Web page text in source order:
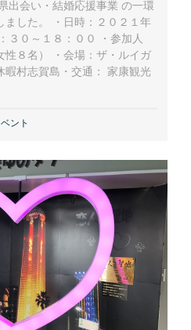
出会い・結婚応援事業 の一環
ました。 ・日時：２０２１年
３０～１８：００ ・参加人
８名） ・会場：ザ・ルイガ
暇村志賀島・交通： 家康観光
ント